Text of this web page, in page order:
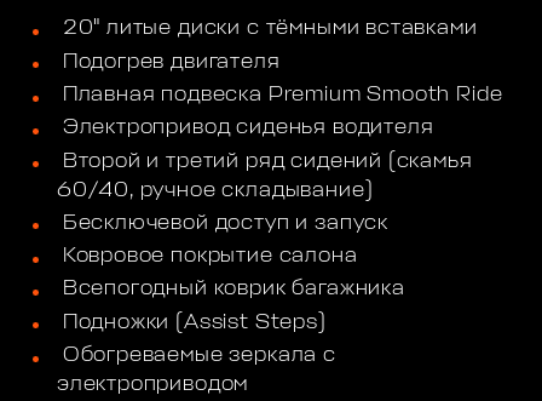
20" литые диски с тёмными вставками
Подогрев двигателя
Плавная подвеска Premium Smooth Ride
Электропривод сиденья водителя
Второй и третий ряд сидений (скамья
60/40, ручное складывание)
Бесключевой доступ и запуск
Ковровое покрытие салона
Всепогодный коврик багажника
Подножки (Assist Steps)
Обогреваемые зеркала с
электроприводом